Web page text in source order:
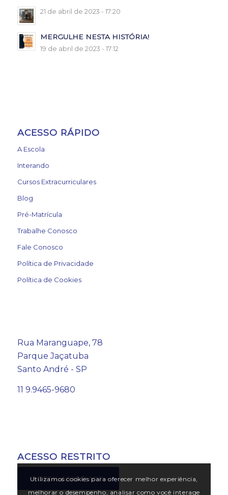
21 de abril de 2023 - 17:20
MERGULHE NESTA HISTÓRIA!
19 de abril de 2023 - 17:12
ACESSO RÁPIDO
A Escola
Interando
Cursos Extracurriculares
Blog
Pré-Matrícula
Trabalhe Conosco
Fale Conosco
Política de Privacidade
Política de Cookies
Rua Maranguape, 78
Parque Jaçatuba
Santo André - SP
11 9.9465-9680
ACESSO RESTRITO
PORTAL ACADÊMICO
Utilizamos cookies para oferecer melhor experiência,
melhorar o desempenho, analisar como você interage